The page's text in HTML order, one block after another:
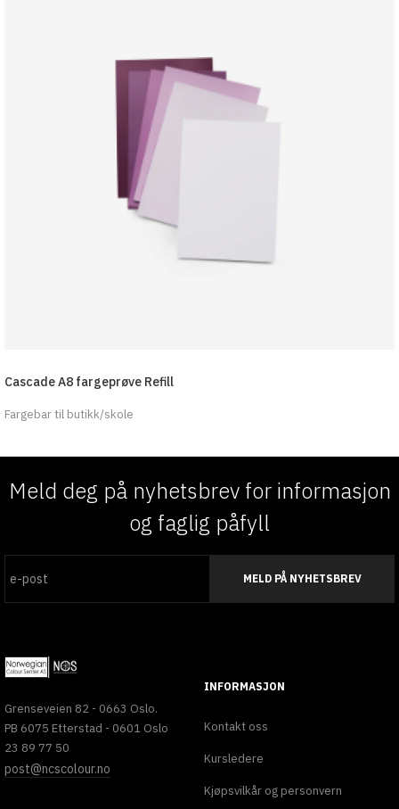
Cascade A8 fargeprøve Refill
Fargebar til butikk/skole
Meld deg på nyhetsbrev for informasjon
og faglig påfyll
MELD PÅ NYHETSBREV
Grenseveien 82 - 0663 Oslo.
PB 6075 Etterstad - 0601 Oslo
23 89 77 50
post@ncscolour.no
INFORMASJON
Kontakt oss
Kursledere
Kjøpsvilkår og personvern